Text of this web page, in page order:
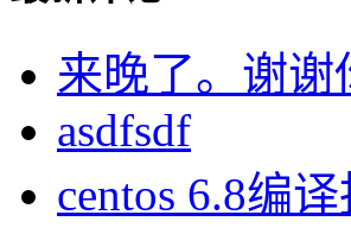
来晚了。谢谢
asdfsdf
centos 6.8编